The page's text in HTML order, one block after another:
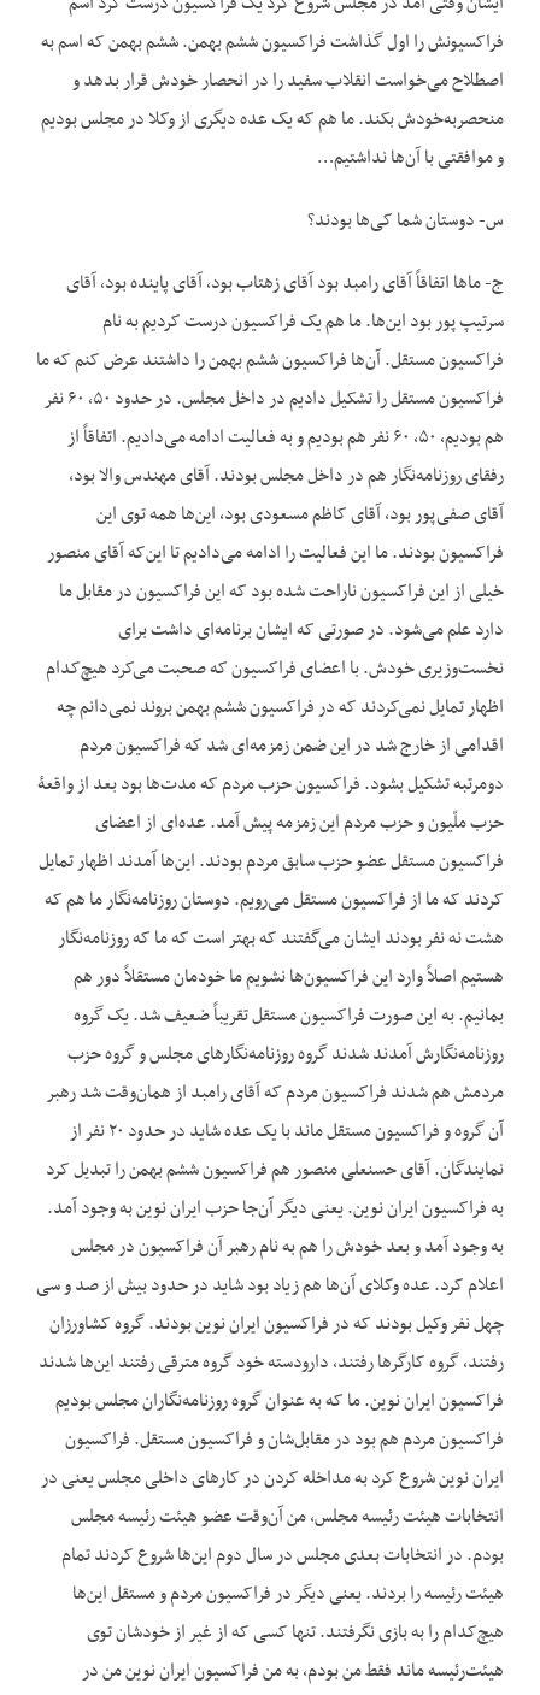
فراکسیونش را اول گذاشت فراکسیون ششم بهمن. ششم بهمن که اسم به
اصطلاح می‌خواست انقلاب سفید را در انحصار خودش قرار بدهد و
منحصربه‌خودش بکند. ما هم که یک عده دیگری از وکلا در مجلس بودیم
و موافقتی با آن‌ها نداشتیم…
س- دوستان شما کی‌ها بودند؟
ج- ماها اتفاقاً آقای رامبد بود آقای زهتاب بود، آقای پاینده بود، آقای
سرتیپ پور بود این‌ها. ما هم یک فراکسیون درست کردیم به نام
فراکسیون مستقل. آن‌ها فراکسیون ششم بهمن را داشتند عرض کنم که ما
فراکسیون مستقل را تشکیل دادیم در داخل مجلس. در حدود ۵۰، ۶۰ نفر
هم بودیم، ۵۰، ۶۰ نفر هم بودیم و به فعالیت ادامه می‌دادیم. اتفاقاً از
رفقای روزنامه‌نگار هم در داخل مجلس بودند. آقای مهندس والا بود،
آقای صفی‌پور بود، آقای کاظم مسعودی بود، این‌ها همه توی این
فراکسیون بودند. ما این فعالیت را ادامه می‌دادیم تا این‌که آقای منصور
خیلی از این فراکسیون ناراحت شده بود که این فراکسیون در مقابل ما
دارد علم می‌شود. در صورتی که ایشان برنامه‌ای داشت برای
نخست‌وزیری خودش. با اعضای فراکسیون که صحبت می‌کرد هیچ‌کدام
اظهار تمایل نمی‌کردند که در فراکسیون ششم بهمن بروند نمی‌دانم چه
اقدامی از خارج شد در این ضمن زمزمه‌ای شد که فراکسیون مردم
دومرتبه تشکیل بشود. فراکسیون حزب مردم که مدت‌ها بود بعد از واقعۀ
حزب ملّیون و حزب مردم این زمزمه پیش آمد. عده‌ای از اعضای
فراکسیون مستقل عضو حزب سابق مردم بودند. این‌ها آمدند اظهار تمایل
کردند که ما از فراکسیون مستقل می‌رویم. دوستان روزنامه‌نگار ما هم که
هشت نه نفر بودند ایشان می‌گفتند که بهتر است که ما که روزنامه‌نگار
هستیم اصلاً وارد این فراکسیون‌ها نشویم ما خودمان مستقلاً دور هم
بمانیم. به این صورت فراکسیون مستقل تقریباً ضعیف شد. یک گروه
روزنامه‌نگارش آمدند شدند گروه روزنامه‌نگارهای مجلس و گروه حزب
مردمش هم شدند فراکسیون مردم که آقای رامبد از همان‌وقت شد رهبر
آن گروه و فراکسیون مستقل ماند با یک عده شاید در حدود ۲۰ نفر از
نمایندگان. آقای حسنعلی منصور هم فراکسیون ششم بهمن را تبدیل کرد
به فراکسیون ایران نوین. یعنی دیگر آن‌جا حزب ایران نوین به وجود آمد.
به وجود آمد و بعد خودش را هم به نام رهبر آن فراکسیون در مجلس
اعلام کرد. عده وکلای آن‌ها هم زیاد بود شاید در حدود بیش از صد و سی
چهل نفر وکیل بودند که در فراکسیون ایران نوین بودند. گروه کشاورزان
رفتند، گروه کارگرها رفتند، دارودسته خود گروه مترقی رفتند این‌ها شدند
فراکسیون ایران نوین. ما که به عنوان گروه روزنامه‌نگاران مجلس بودیم
فراکسیون مردم هم بود در مقابل‌شان و فراکسیون مستقل. فراکسیون
ایران نوین شروع کرد به مداخله کردن در کارهای داخلی مجلس یعنی در
انتخابات هیئت رئیسه مجلس، من آن‌وقت عضو هیئت رئیسه مجلس
بودم. در انتخابات بعدی مجلس در سال دوم این‌ها شروع کردند تمام
هیئت رئیسه را بردند. یعنی دیگر در فراکسیون مردم و مستقل این‌ها
هیچ‌کدام را به بازی نگرفتند. تنها کسی که از غیر از خودشان توی
هیئت‌رئیسه ماند فقط من بودم، به من فراکسیون ایران نوین من در